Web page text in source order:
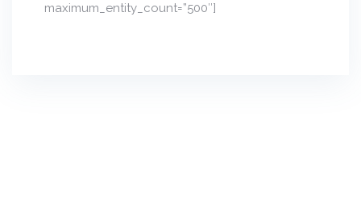
maximum_entity_count=”500″]